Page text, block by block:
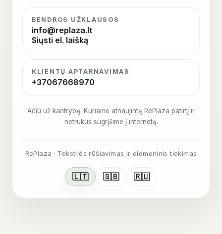
BENDROS UŽKLAUSOS
info@replaza.lt
Siųsti el. laišką
KLIENTŲ APTARNAVIMAS
+37067668970
Ačiū už kantrybę. Kuriame atnaujintą RePlaza patirtį ir
netrukus sugrįšime į internetą.
RePlaza · Tekstilės rūšiavimas ir didmeninis tiekimas
🇱🇹 🇬🇧 🇷🇺